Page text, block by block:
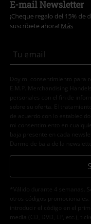
E-mail Newsletter
¡Cheque regalo del 15% de
suscríbete ahora! Más
Doy mi consentimiento para
E.M.P. Merchandising
personales con el fin de
sobre su oferta. El
de acuerdo con lo establecido
mi consentimiento en
baja presente en cada
Darme de baja de la
*Válido durante 4 semanas.
otros códigos
introducir el código en el
media (CD, DVD, LP, etc.),